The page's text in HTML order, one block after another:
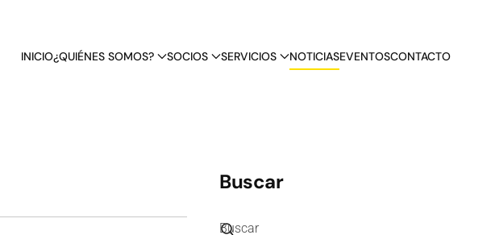
INICIO¿QUIÉNES SOMOS? SOCIOS SERVICIOS NOTICIASEVENTOSCONTACTO
Buscar